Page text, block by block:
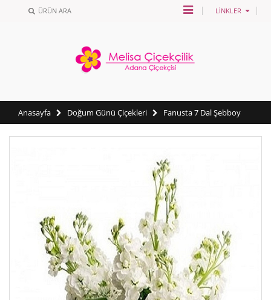
ÜRÜN ARA LINKLER
Anasayfa Doğum Günü Çiçekleri Fanusta 7 Dal Şebboy